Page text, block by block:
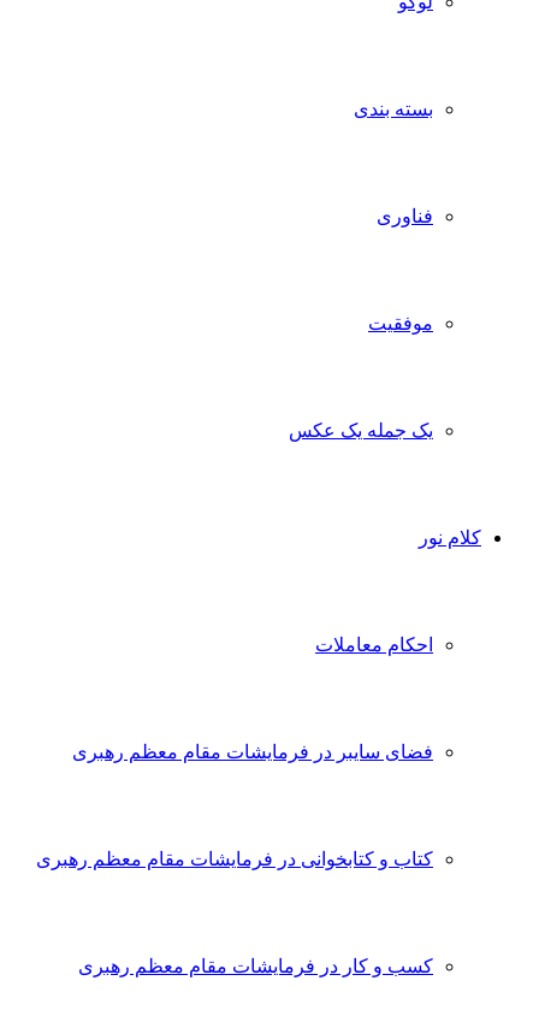
بسته بندی
فناوری
موفقیت
یک جمله یک عکس
کلام نور
احکام معاملات
فضای سایبر در فرمایشات مقام معظم رهبری
کتاب و کتابخوانی در فرمایشات مقام معظم رهبری
کسب و کار در فرمایشات مقام معظم رهبری